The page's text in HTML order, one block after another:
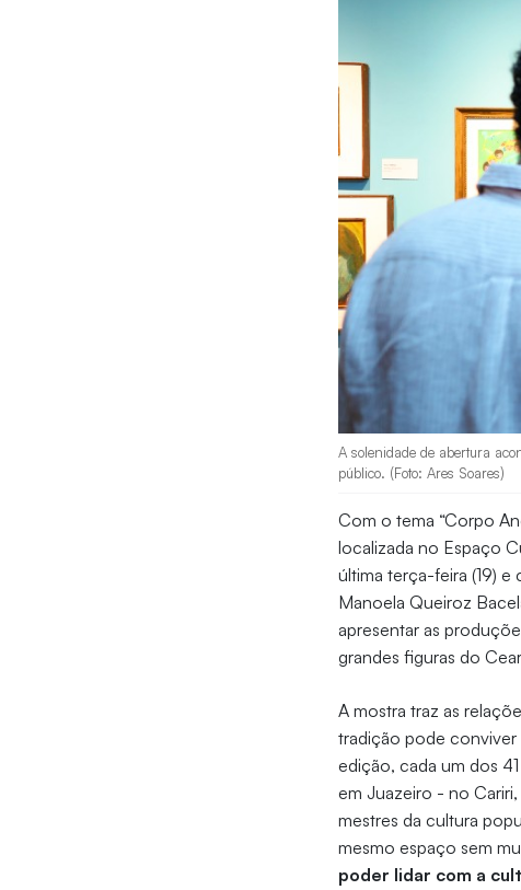
A solenidade de abertura
público. (Foto: Ares Soares)
Com o tema “Corpo
localizada no Espaço
última terça-feira (19)
Manoela Queiroz
apresentar as
grandes figuras do
A mostra traz as
tradição pode
edição, cada um dos
em Juazeiro - no
mestres da cultura
mesmo espaço sem
poder lidar com a